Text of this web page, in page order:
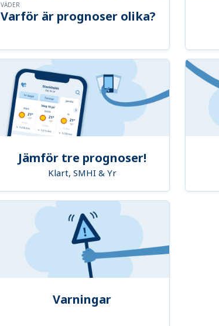
Varför är prognoser olika?
VÄDER
Jämför tre prognoser!
Klart, SMHI & Yr
Varningar